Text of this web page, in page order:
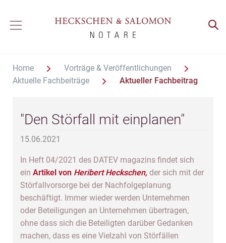
Home
Vorträge & Veröffentlichungen
Aktuelle Fachbeiträge
Aktueller Fachbeitrag
"Den Störfall mit einplanen"
15.06.2021
In Heft 04/2021 des DATEV magazins findet sich
ein Artikel von Heribert Heckschen, der sich mit der
Störfallvorsorge bei der Nachfolgeplanung
beschäftigt. Immer wieder werden Unternehmen
oder Beteiligungen an Unternehmen übertragen,
ohne dass sich die Beteiligten darüber Gedanken
machen, dass es eine Vielzahl von Störfällen